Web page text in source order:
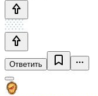
Ответить